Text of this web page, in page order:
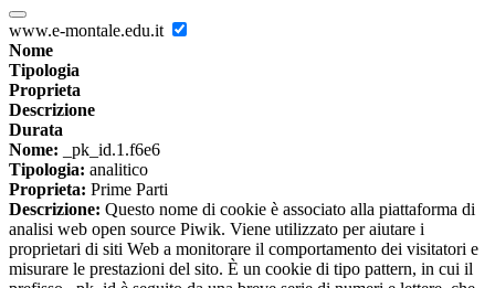
www.e-montale.edu.it
Nome
Tipologia
Proprieta
Descrizione
Durata
Nome: _pk_id.1.f6e6
Tipologia: analitico
Proprieta: Prime Parti
Descrizione: Questo nome di cookie è associato alla piattaforma di
analisi web open source Piwik. Viene utilizzato per aiutare i
proprietari di siti Web a monitorare il comportamento dei visitatori e
misurare le prestazioni del sito. È un cookie di tipo pattern, in cui il